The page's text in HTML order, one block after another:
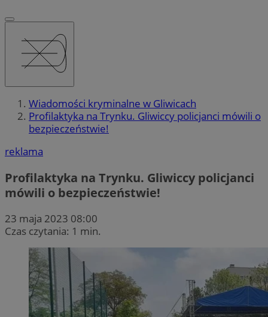
Wiadomości kryminalne w Gliwicach
Profilaktyka na Trynku. Gliwiccy policjanci mówili o
bezpieczeństwie!
reklama
Profilaktyka na Trynku. Gliwiccy policjanci
mówili o bezpieczeństwie!
23 maja 2023 08:00
Czas czytania: 1 min.